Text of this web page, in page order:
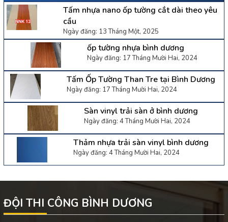
Tấm nhựa nano ốp tường cắt dài theo yêu
cầu
Ngày đăng: 13 Tháng Một, 2025
ốp tường nhựa bình dương
Ngày đăng: 17 Tháng Mười Hai, 2024
Tấm Ốp Tường Than Tre tại Bình Dương
Ngày đăng: 17 Tháng Mười Hai, 2024
Sàn vinyl trải sàn ở bình dương
Ngày đăng: 4 Tháng Mười Hai, 2024
Thảm nhựa trải sàn vinyl bình dương
Ngày đăng: 4 Tháng Mười Hai, 2024
ĐỘI THI CÔNG BÌNH DƯƠNG